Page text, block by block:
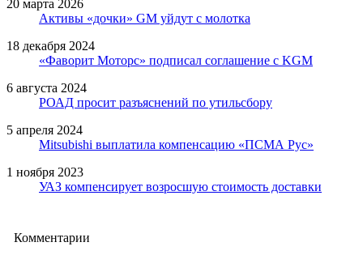
20 марта 2026
Активы «дочки» GM уйдут с молотка
18 декабря 2024
«Фаворит Моторс» подписал соглашение с KGM
6 августа 2024
РОАД просит разъяснений по утильсбору
5 апреля 2024
Mitsubishi выплатила компенсацию «ПСМА Рус»
1 ноября 2023
УАЗ компенсирует возросшую стоимость доставки
Комментарии